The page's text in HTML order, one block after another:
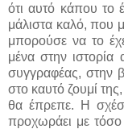
ότι αυτό κάπου το
μάλιστα καλό, που
μπορούσε να το
μένα στην ιστορία
συγγραφέας, στην
στο καυτό ζουμί
θα έπρεπε. Η
προχωράει με τόσο